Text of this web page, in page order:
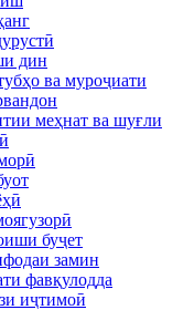
дин
ва муроҷиати
меҳнат ва шуғли
буҷет
замин
фавқулодда
иҷтимоӣ